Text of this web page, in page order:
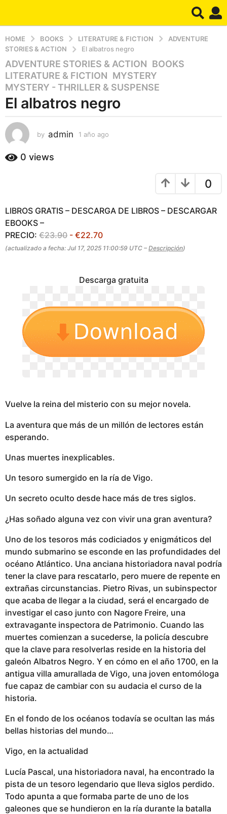
HOME BOOKS LITERATURE & FICTION
ADVENTURE
STORIES & ACTION
El albatros negro
1
a
ñ
o
g
o
a
g
o
ADVENTURE STORIES & ACTION ,BOOKS
LITERATURE & FICTION ,MYSTERY
MYSTERY - THRILLER & SUSPENSE
El albatros negro
by admin 1 año ago
0 views
0
LIBROS GRATIS – DESCARGA DE LIBROS – DESCARGAR
EBOOKS –
PRECIO: €23.90 - €22.70
(actualizado a fecha: Jul 17, 2025 11:00:59 UTC – Descripción)
Descarga gratuita
Vuelve la reina del misterio con su mejor novela.
La aventura que más de un millón de lectores están
esperando.
Unas muertes inexplicables.
Un tesoro sumergido en la ría de Vigo.
Un secreto oculto desde hace más de tres siglos.
¿Has soñado alguna vez con vivir una gran aventura?
Uno de los tesoros más codiciados y enigmáticos del
mundo submarino se esconde en las profundidades del
océano Atlántico. Una anciana historiadora naval podría
tener la clave para rescatarlo, pero muere de repente en
extrañas circunstancias. Pietro Rivas, un subinspector
que acaba de llegar a la ciudad, será el encargado de
investigar el caso junto con Nagore Freire, una
extravagante inspectora de Patrimonio. Cuando las
muertes comienzan a sucederse, la policía descubre
que la clave para resolverlas reside en la historia del
galeón Albatros Negro. Y en cómo en el año 1700, en la
antigua villa amurallada de Vigo, una joven entomóloga
fue capaz de cambiar con su audacia el curso de la
historia.
En el fondo de los océanos todavía se ocultan las más
bellas historias del mundo…
Vigo, en la actualidad
Lucía Pascal, una historiadora naval, ha encontrado la
pista de un tesoro legendario que lleva siglos perdido.
Todo apunta a que formaba parte de uno de los
galeones que se hundieron en la ría durante la batalla